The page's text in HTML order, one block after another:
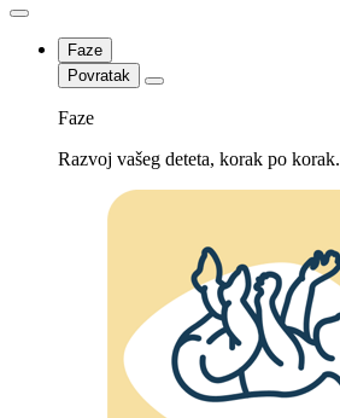
Faze
Povratak
Faze
Razvoj vašeg deteta, korak po korak.